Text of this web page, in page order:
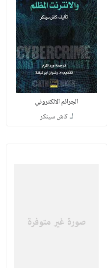
الجرائم الالكتروني
لـكاش سينكر‎